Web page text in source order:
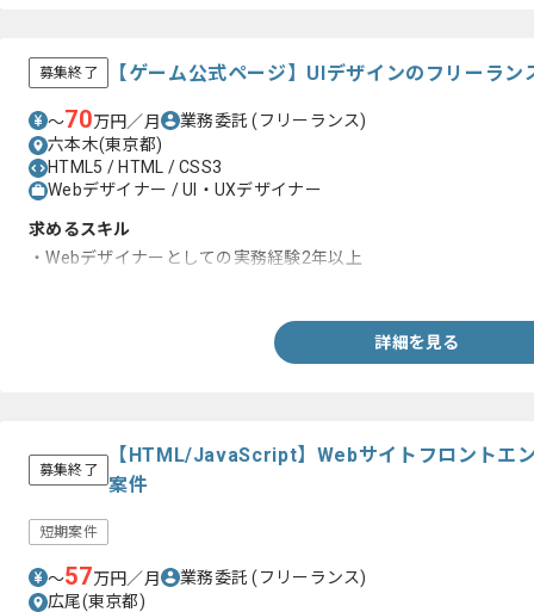
募集終了 【ゲーム公式ページ】UIデザインのフリーラン
〜70万円／月 業務委託(フリーランス)
六本木(東京都)
HTML5 / HTML / CSS3
Webデザイナー / UI・UXデザイナー
求めるスキル
・Webデザイナーとしての実務経験2年以上
詳細を見る
募集終了
【HTML/JavaScript】Webサイトフロントエ
案件
短期案件
〜57万円／月 業務委託(フリーランス)
広尾(東京都)